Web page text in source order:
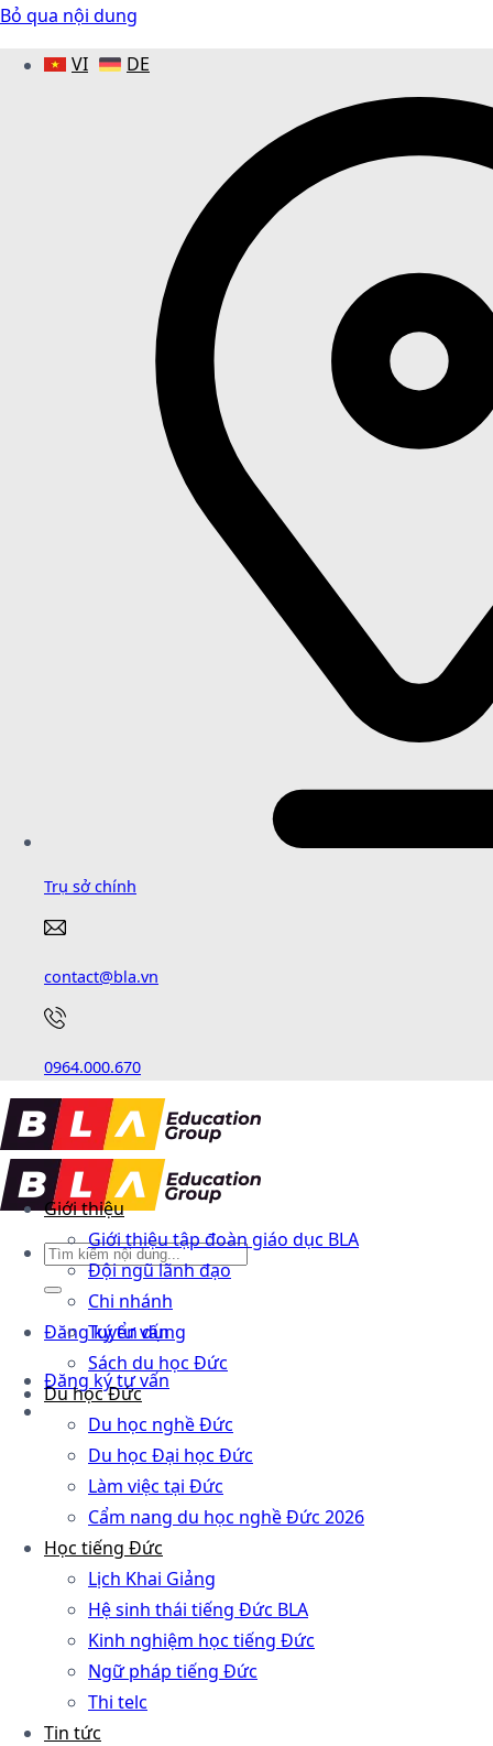
Bỏ qua nội dung
VI
DE
Trụ sở chính
contact@bla.vn
0964.000.670
Đăng ký tư vấn
Đăng ký tư vấn
Giới thiệu
Giới thiệu tập đoàn giáo dục BLA
Đội ngũ lãnh đạo
Chi nhánh
Tuyển dụng
Sách du học Đức
Du học Đức
Du học nghề Đức
Du học Đại học Đức
Làm việc tại Đức
Cẩm nang du học nghề Đức 2026
Học tiếng Đức
Lịch Khai Giảng
Hệ sinh thái tiếng Đức BLA
Kinh nghiệm học tiếng Đức
Ngữ pháp tiếng Đức
Thi telc
Tin tức